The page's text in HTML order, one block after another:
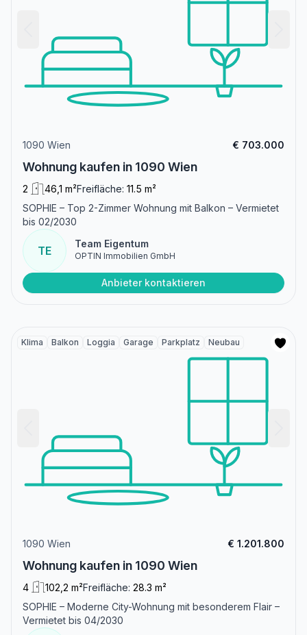
1090 Wien € 703.000
Wohnung kaufen in 1090 Wien
2 46,1 m²Freifläche: 11.5 m²
SOPHIE – Top 2-Zimmer Wohnung mit Balkon – Vermietet
bis 02/2030
TE
Team Eigentum
OPTIN Immobilien GmbH
Anbieter kontaktieren
Klima Balkon Loggia Garage Parkplatz Neubau
1090 Wien € 1.201.800
Wohnung kaufen in 1090 Wien
4 102,2 m²Freifläche: 28.3 m²
SOPHIE – Moderne City-Wohnung mit besonderem Flair –
Vermietet bis 04/2030